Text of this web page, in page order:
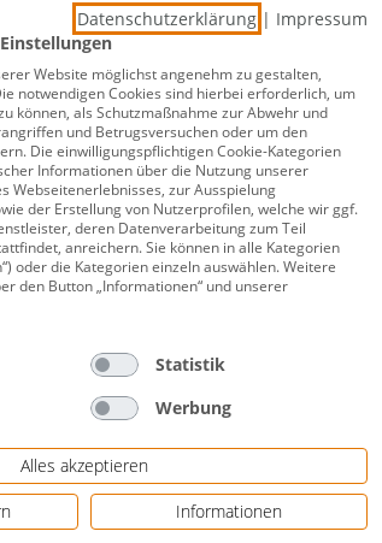
TrendLine Farbrührers aus Metall
seiner speziellen Form und der
Dies spart Zeit und Mühe, da Sie
des Farbrührers ist denkbar einfach
Arbeitsabläufe.
mit 60 cm Länge aus Metall
Präzision legen. Mit diesem Farbrührer
dienen.
Globus Fachmärkte GmbH
Datenschutzerklärung | Impressum
Website möglichst angenehm zu gestalten,
notwendigen Cookies sind hierbei erforderlich, um
können, als Schutzmaßnahme zur Abwehr und
und Betrugsversuchen oder um den
Die einwilligungspflichtigen Cookie-Kategorien
Informationen über die Nutzung unserer
Webseitenerlebnisses, zur Ausspielung
der Erstellung von Nutzerprofilen, welche wir ggf.
deren Datenverarbeitung zum Teil
anreichern. Sie können in alle Kategorien
oder die Kategorien einzeln auswählen. Weitere
den Button „Informationen“ und unserer
Statistik
Werbung
Alles akzeptieren
Informationen